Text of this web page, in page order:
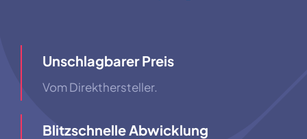
Unschlagbarer Preis
Vom Direkthersteller.
Blitzschnelle Abwicklung